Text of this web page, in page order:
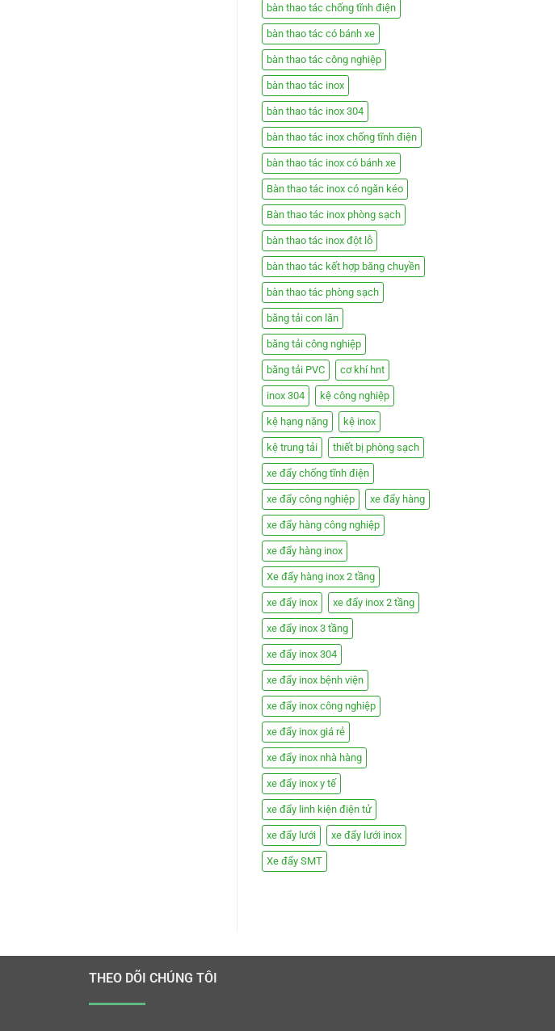
bàn thao tác chống tĩnh điện
bàn thao tác có bánh xe
bàn thao tác công nghiệp
bàn thao tác inox
bàn thao tác inox 304
bàn thao tác inox chống tĩnh điện
bàn thao tác inox có bánh xe
Bàn thao tác inox có ngăn kéo
Bàn thao tác inox phòng sạch
bàn thao tác inox đột lỗ
bàn thao tác kết hợp băng chuyền
bàn thao tác phòng sạch
băng tải con lăn
băng tải công nghiệp
băng tải PVC cơ khí hnt
inox 304 kệ công nghiệp
kệ hạng nặng kệ inox
kệ trung tải thiết bị phòng sạch
xe đẩy chống tĩnh điện
xe đẩy công nghiệp xe đẩy hàng
xe đẩy hàng công nghiệp
xe đẩy hàng inox
Xe đẩy hàng inox 2 tầng
xe đẩy inox xe đẩy inox 2 tầng
xe đẩy inox 3 tầng
xe đẩy inox 304
xe đẩy inox bệnh viện
xe đẩy inox công nghiệp
xe đẩy inox giá rẻ
xe đẩy inox nhà hàng
xe đẩy inox y tế
xe đẩy linh kiện điện tử
xe đẩy lưới xe đẩy lưới inox
Xe đẩy SMT
THEO DÕI CHÚNG TÔI